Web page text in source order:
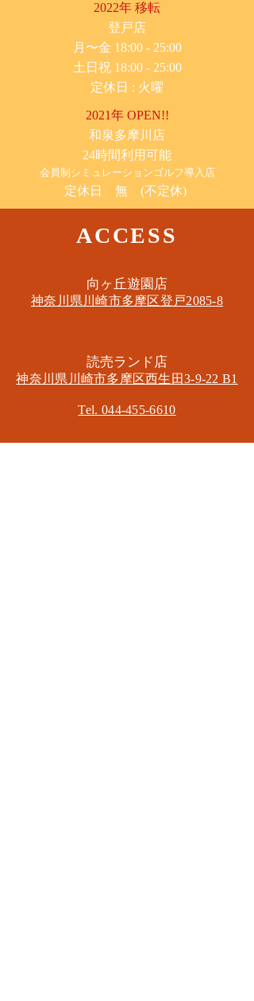
2022年 移転
​登戸店
月〜金 18:00 - 25:00
土日祝 18:00 - 25:00
​定休日 : 火曜
2021年 OPEN!!
​和泉多摩川店
24時間利用可能
​会員制シミュレーションゴルフ導入店
定休日 無 (不定休)
ACCESS
​向ヶ丘遊園店
神奈川県川崎市多摩区​登戸2085-8
​読売ランド店
神奈川県川崎市多摩区​西生田3-9-22 B1
Tel. 044-455-6610